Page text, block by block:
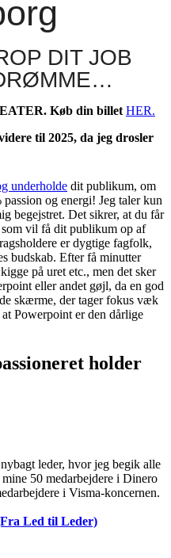
DIT JOB
Køb din billet HER.
til 2025, da jeg drosler
underholde dit publikum, om
og energi! Jeg taler kun
begejstret. Det sikrer, at du får
som vil få dit publikum op af
er dygtige fagfolk,
budskab. Efter få minutter
på uret etc., men det sker
eller andet gøjl, da en god
skærme, der tager fokus væk
Powerpoint er den dårlige
holder
leder, hvor jeg begik alle
50 medarbejdere i Dinero
i Visma-koncernen.
Led til Leder)